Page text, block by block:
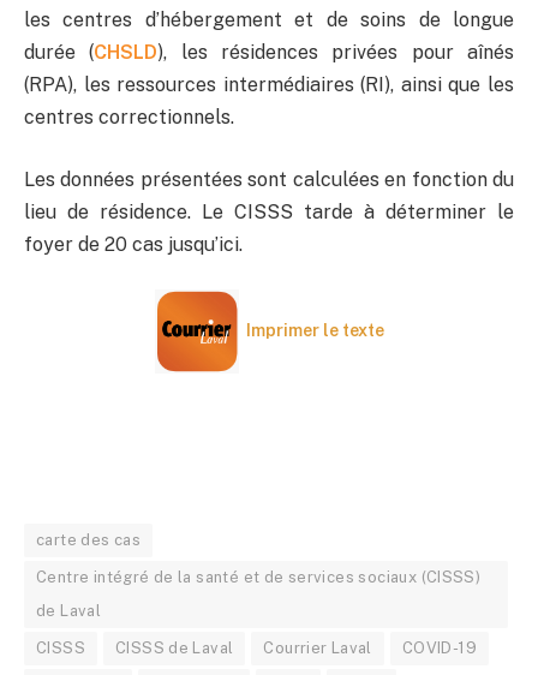
les centres d’hébergement et de soins de longue
durée (CHSLD), les résidences privées pour aînés
(RPA), les ressources intermédiaires (RI), ainsi que les
centres correctionnels.
Les données présentées sont calculées en fonction du
lieu de résidence. Le CISSS tarde à déterminer le
foyer de 20 cas jusqu’ici.
Imprimer le texte
carte des cas
Centre intégré de la santé et de services sociaux (CISSS)
de Laval
CISSS CISSS de Laval Courrier Laval COVID-19